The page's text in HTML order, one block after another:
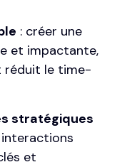
: créer une
et impactante,
réduit le time-
stratégiques
interactions
et